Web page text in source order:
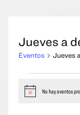
Jueves a
Eventos Jueves
del
Aviso No hay eventos